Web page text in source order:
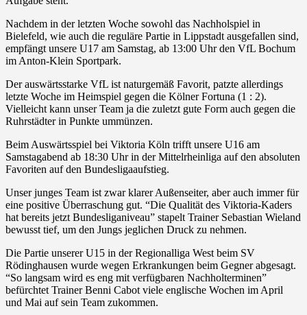
Nachdem in der letzten Woche sowohl das Nachholspiel in
Bielefeld, wie auch die reguläre Partie in Lippstadt ausgefallen sind,
empfängt unsere U17 am Samstag, ab 13:00 Uhr den VfL Bochum
im Anton-Klein Sportpark.
Der auswärtsstarke VfL ist naturgemäß Favorit, patzte allerdings
letzte Woche im Heimspiel gegen die Kölner Fortuna (1 : 2).
Vielleicht kann unser Team ja die zuletzt gute Form auch gegen die
Ruhrstädter in Punkte ummünzen.
Beim Auswärtsspiel bei Viktoria Köln trifft unsere U16 am
Samstagabend ab 18:30 Uhr in der Mittelrheinliga auf den absoluten
Favoriten auf den Bundesligaaufstieg.
Unser junges Team ist zwar klarer Außenseiter, aber auch immer für
eine positive Überraschung gut. “Die Qualität des Viktoria-Kaders
hat bereits jetzt Bundesliganiveau” stapelt Trainer Sebastian Wieland
bewusst tief, um den Jungs jeglichen Druck zu nehmen.
Die Partie unserer U15 in der Regionalliga West beim SV
Rödinghausen wurde wegen Erkrankungen beim Gegner abgesagt.
“So langsam wird es eng mit verfügbaren Nachholterminen”
befürchtet Trainer Benni Cabot viele englische Wochen im April
und Mai auf sein Team zukommen.